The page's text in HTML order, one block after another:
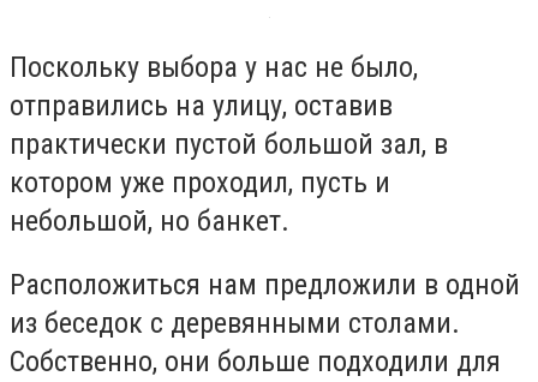
Поскольку выбора у нас не было,
отправились на улицу, оставив
практически пустой большой зал, в
котором уже проходил, пусть и
небольшой, но банкет.
Расположиться нам предложили в одной
из беседок с деревянными столами.
Собственно, они больше подходили для